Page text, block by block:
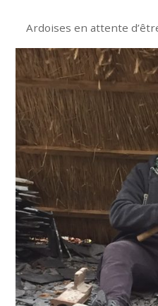
Ardoises en attente